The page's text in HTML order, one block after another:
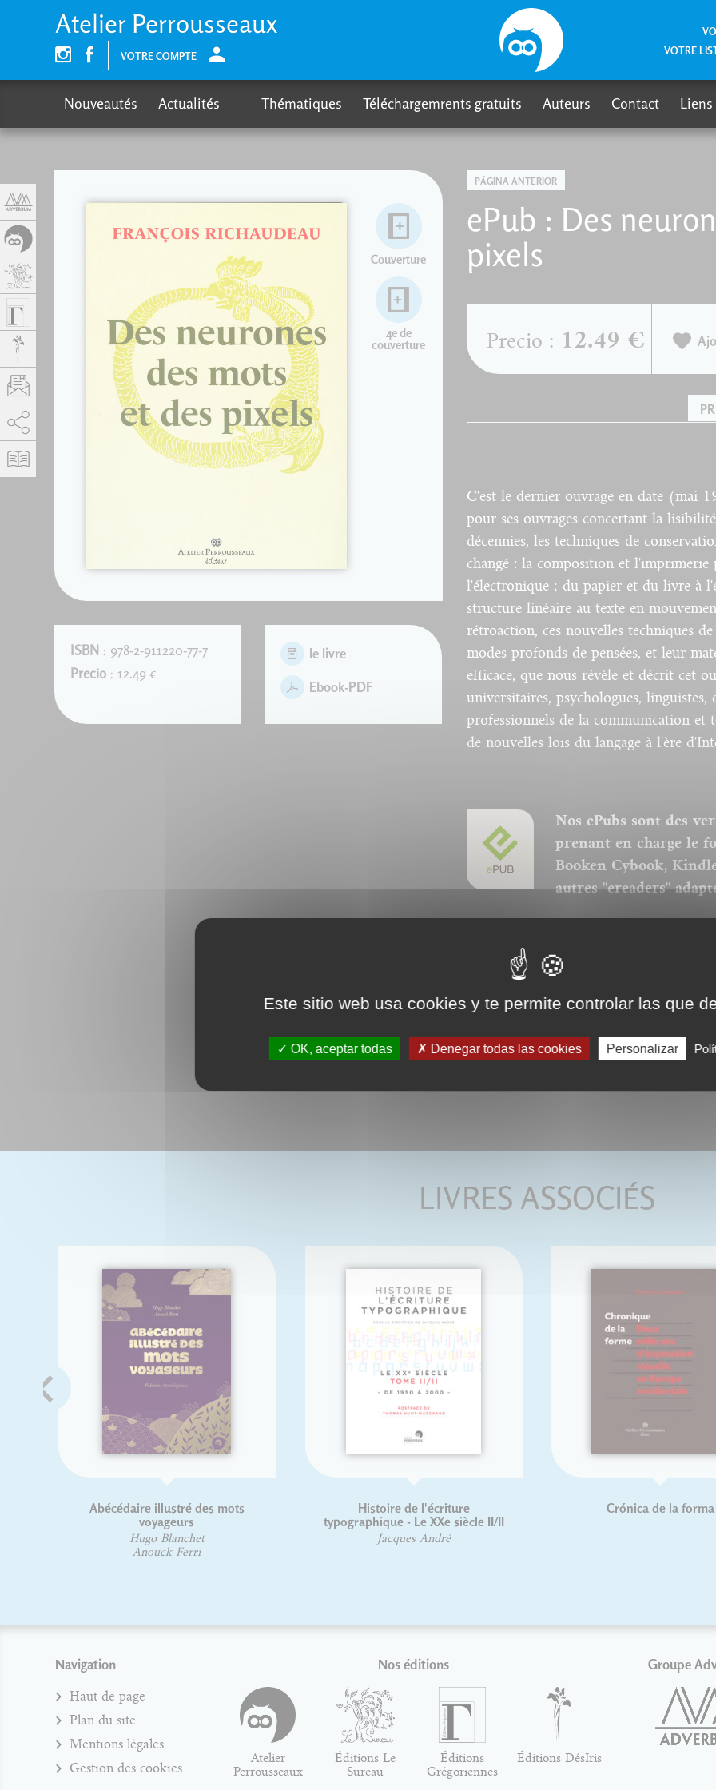
PÁGINA ANTERIOR
ePub : Des
pixels
Couverture
4e de
couverture
ISBN : 978-2-911220-77-7
Precio: 12.49 €
le livre
Ebook-PDF
Precio : 12.49 €
C'est le dernier ouvrage en date (mai
pour ses ouvrages concertant la
décennies, les techniques de
changé : la composition et l'imprimerie
l'électronique ; du papier et du livre à
structure linéaire au texte en
rétroaction, ces nouvelles techniques
modes profonds de pensées, et leur
efficace, que nous révèle et décrit cet
universitaires, psychologues, linguistes,
professionnels de la communication et
de nouvelles lois du langage à l'ère
Nos ePubs sont des
prenant en charge le
Booken Cybook,
autres "ereaders"
lecture, toutefois la mise en page
nous avons au mieux respecté la
et iconographiques sont, par
LIVRES ASSOCIÉS
Abécédaire illustré des mots
voyageurs
Hugo Blanchet
Anouck Ferri
Histoire de l'écriture
typographique - Le XXe siècle II/II
Jacques André
Crónica de la forma
Navigation
Haut de page
Plan du site
Mentions légales
Gestion des cookies
Nos éditions
Atelier
Perrousseaux
Éditions Le
Sureau
Éditions
Grégoriennes
Éditions DésIris
Groupe
Atelier Perrousseaux
VOTRE COMPTE
VOTRE
Nouveautés Actualités Thématiques Téléchargemrents gratuits Auteurs Contact Liens
AddThis está deshabilitado. Permitir
Panel de gestión de cookies
Este sitio web usa cookies y te permite controlar las que
OK, aceptar todas Denegar todas las cookies Personalizar